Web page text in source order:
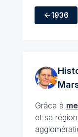
1936
Grâce à
et sa